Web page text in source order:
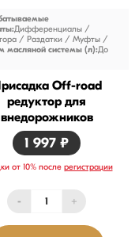
Дифференциалы /
/ Раздатки / Муфты
масляной системы (л):До
Off-road
редуктор для
внедорожников
1 997 ₽
от 10% после регистрации
- +